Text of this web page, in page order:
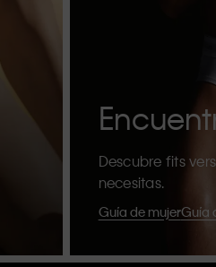
Descubre fits
necesitas.
Guía de mujerGuía